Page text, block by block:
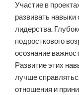
Участие в
развивать
лидерства.
подросткового
осознание
Развитие этих
лучше
отношения и